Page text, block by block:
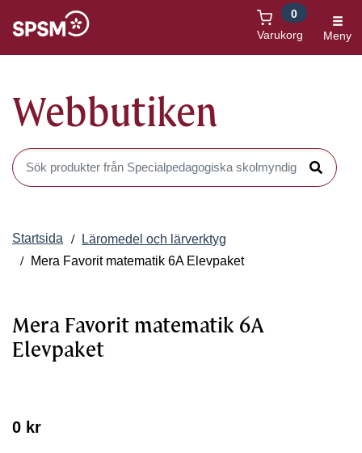
Varukorg
0
Meny
Webbutiken
Sök produkter i Webbutiken
Sök
Startsida
Läromedel och lärverktyg
Mera Favorit matematik 6A Elevpaket
Mera Favorit matematik 6A
Elevpaket
0 kr